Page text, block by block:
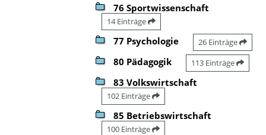
76 Sportwissenschaft
14 Einträge
77 Psychologie 26 Einträge
80 Pädagogik 113 Einträge
83 Volkswirtschaft
102 Einträge
85 Betriebswirtschaft
100 Einträge